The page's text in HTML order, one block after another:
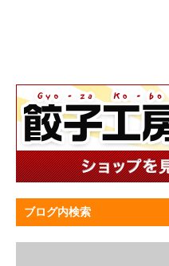
ブログ内検索